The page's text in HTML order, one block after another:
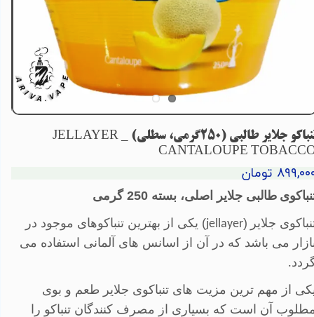
تنباکو جلایر طالبی (250گرمی، سطلی) _ JELLAYER
CANTALOUPE
تومان
طالبی جلایر اصلی، بسته 250 گرمی
جلایر (
jellayer
) یکی از بهترین تنباکوهای موجود در
می باشد که در آن از اسانس های آلمانی استفاده می
.
از مهم ترین مزیت های تنباکوی جلایر طعم و بوی
آن است که بسیاری از مصرف کنندگان تنباکو را